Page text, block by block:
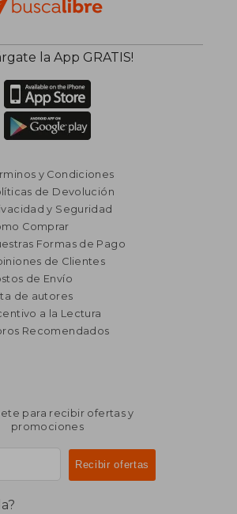
$ 2.441
$ 1.342
la App GRATIS!
y Condiciones
de Devolución
y Seguridad
Comprar
Formas de Pago
de Clientes
de Envío
de autores
a la Lectura
Recomendados
para recibir ofertas y
promociones